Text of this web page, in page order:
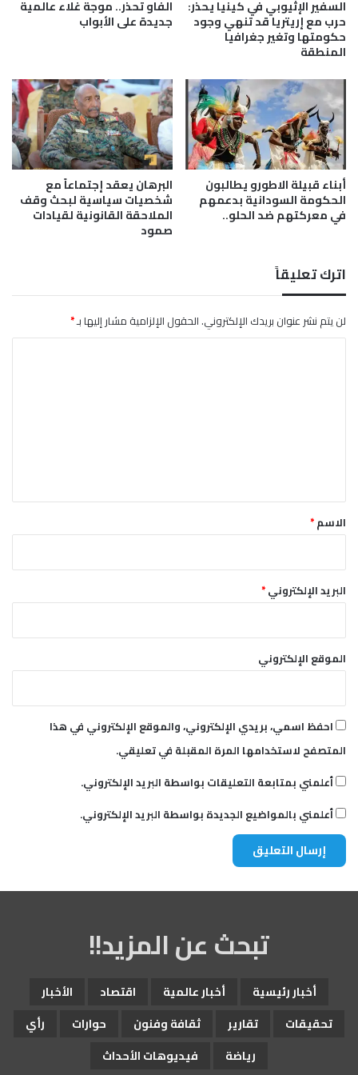
ه
ا
د
م
أ
م
و
ط
ن
و
ح
ص
ا
ن
ي
السفير الإثيوبي في كينيا يحذر:
حرب مع إريتريا قد تنهي وجود
حكومتها وتغير جغرافيا
المنطقة
الفاو تحذر.. موجة غلاء عالمية
جديدة على الأبواب
أبناء قبيلة الاطورو يطالبون
الحكومة السودانية بدعمهم
في معركتهم ضد الحلو..
البرهان يعقد إجتماعاً مع
شخصيات سياسية لبحث وقف
الملاحقة القانونية لقيادات
صمود
اترك تعليقاً
لن يتم نشر عنوان بريدك الإلكتروني.الحقول الإلزامية مشار إليها بـ*
*الاسم*
البريد الإلكتروني*
الموقع الإلكتروني
احفظ اسمي، بريدي الإلكتروني، والموقع الإلكتروني في هذا
المتصفح لاستخدامها المرة المقبلة في تعليقي.
أعلمني بمتابعة التعليقات بواسطة البريد الإلكتروني.
أعلمني بالمواضيع الجديدة بواسطة البريد الإلكتروني.
تبحث عن المزيد!!
أخبار رئيسية أخبار عالمية اقتصاد
الأخبار
تحقيقات
تقارير ثقافة وفنون حوارات
رأي
رياضة
فيديوهات الأحداث